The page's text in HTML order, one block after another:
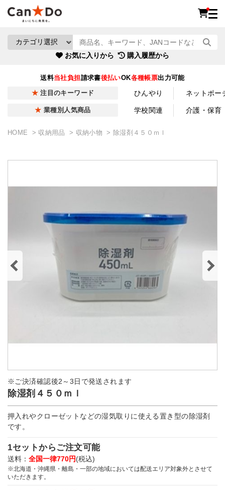
お気に入りから 購入履歴から
送料当社負担請求書後払いOK各種帳票出力可能
注目のキーワード ひんやり ネットポー
業種別人気商品 学校関連 介護・保育
HOME 収納用品 収納小物 除湿剤４５０ｍｌ
※ご決済確認後2～3日で発送されます
除湿剤４５０ｍｌ
押入れやクローゼットなどの湿気取りに使える置き型の除湿剤
です。
1セットからご注文可能
送料： 全国一律770円(税込)
※北海道・沖縄県・離島・一部の地域においては配送エリア対象外とさせて
いただきます。